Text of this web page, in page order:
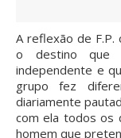
A reflexão de F.P.
o destino que
independente e
grupo fez
diariamente
com ela todos os
homem que